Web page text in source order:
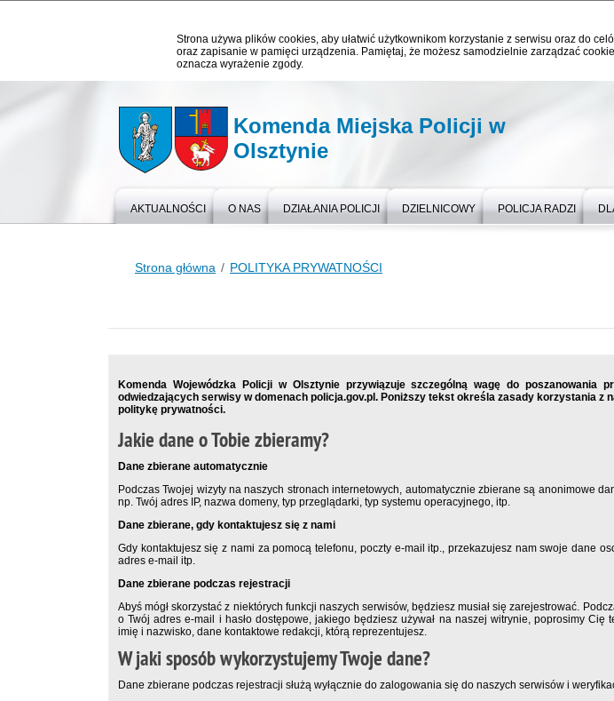
Strona używa plików cookies, aby ułatwić użytkownikom korzystanie z serwisu oraz do
oraz zapisanie w pamięci urządzenia. Pamiętaj, że możesz samodzielnie zarządzać
oznacza wyrażenie zgody.
Komenda Miejska Policji w
Olsztynie
AKTUALNOŚCI O NAS DZIAŁANIA POLICJI DZIELNICOWY POLICJA RADZI
Strona główna POLITYKA PRYWATNOŚCI
Komenda Wojewódzka Policji w Olsztynie przywiązuje szczególną wagę do poszanowania
odwiedzających serwisy w domenach policja.gov.pl. Poniższy tekst określa zasady korzystania z
politykę prywatności.
Jakie dane o Tobie zbieramy?
Dane zbierane automatycznie
Podczas Twojej wizyty na naszych stronach internetowych, automatycznie zbierane są anonimowe
np. Twój adres IP, nazwa domeny, typ przeglądarki, typ systemu operacyjnego, itp.
Dane zbierane, gdy kontaktujesz się z nami
Gdy kontaktujesz się z nami za pomocą telefonu, poczty e-mail itp., przekazujesz nam swoje dane
adres e-mail itp.
Dane zbierane podczas rejestracji
Abyś mógł skorzystać z niektórych funkcji naszych serwisów, będziesz musiał się zarejestrować.
o Twój adres e-mail i hasło dostępowe, jakiego będziesz używał na naszej witrynie, poprosimy Cię
imię i nazwisko, dane kontaktowe redakcji, którą reprezentujesz.
W jaki sposób wykorzystujemy Twoje dane?
Dane zbierane podczas rejestracji służą wyłącznie do zalogowania się do naszych serwisów i